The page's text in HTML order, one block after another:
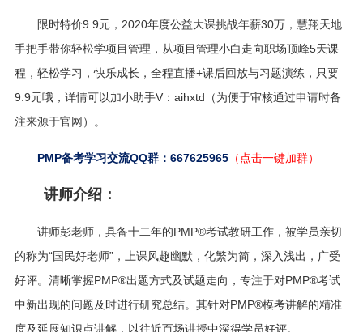
限时特价9.9元，2020年度公益大课挑战年薪30万，慧翔天地
手把手带你轻松学项目管理，从项目管理小白走向职场顶峰5天课
程，轻松学习，快乐成长，全程直播+课后回放与习题演练，只要
9.9元哦，详情可以加小助手V：aihxtd（为便于审核通过申请时备
注来源于官网）。
PMP备考学习交流QQ群：667625965（点击一键加群）
讲师介绍：
讲师彭老师，具备十二年的PMP®考试教研工作，被学员亲切
的称为“国民好老师”，上课风趣幽默，化繁为简，深入浅出，广受
好评。清晰掌握PMP®出题方式及试题走向，专注于对PMP®考试
中新出现的问题及时进行研究总结。其针对PMP®模考讲解的精准
度及延展知识点讲解，以往近百场讲授中深得学员好评。